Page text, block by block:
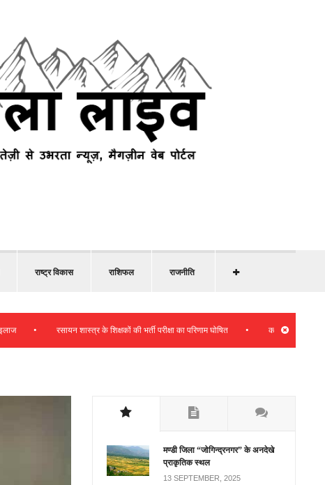
राष्ट्र विकास राशिफल राजनीति
• रसायन शास्त्र के शिक्षकों की भर्ती परीक्षा का परिणाम घोषित • कभी भी प्रदेश हितों के
मण्डी जिला “जोगिन्द्रनगर” के अनदेखे
प्राकृतिक स्थल
13 SEPTEMBER, 2025